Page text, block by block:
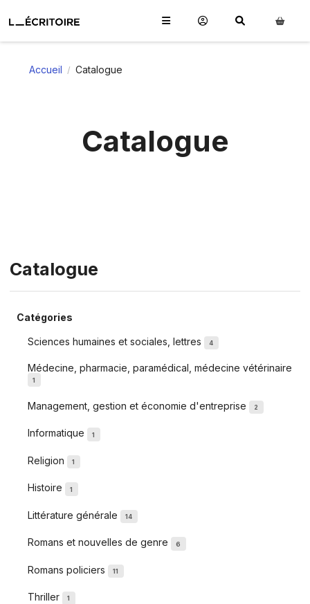
Accueil / Catalogue
Catalogue
Catalogue
Catégories
Sciences humaines et sociales, lettres 4
Médecine, pharmacie, paramédical, médecine vétérinaire
1
Management, gestion et économie d'entreprise 2
Informatique 1
Religion 1
Histoire 1
Littérature générale 14
Romans et nouvelles de genre 6
Romans policiers 11
Thriller 1